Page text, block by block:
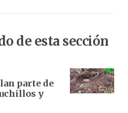
de esta sección
parte de
y